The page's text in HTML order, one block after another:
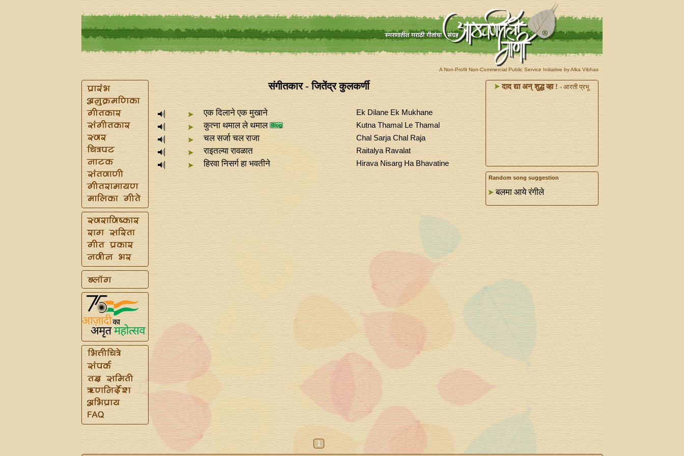
A Non-Profit Non-Commercial Public Service Initiative by Alka Vibhas
संगीतकार - जितेंद्र कुलकर्णी
एक दिलाने एक मुखाने Ek Dilane Ek Mukhane
कुत्‍ना थमाल ले थमाल Kutna Thamal Le Thamal
चल सर्जा चल राजा Chal Sarja Chal Raja
राइतल्या रावळात Raitalya Ravalat
हिरवा निसर्ग हा भवतीने Hirava Nisarg Ha Bhavatine
दाद द्या अन्‌ शुद्ध व्हा ! - आरती प्रभू
Random song suggestion
बलमा आये रंगीले